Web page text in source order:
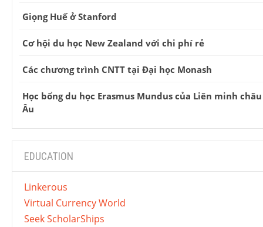
Giọng Huế ở Stanford
Cơ hội du học New Zealand với chi phí rẻ
Các chương trình CNTT tại Đại học Monash
Học bổng du học Erasmus Mundus của Liên minh châu
Âu
EDUCATION
Linkerous
Virtual Currency World
Seek ScholarShips